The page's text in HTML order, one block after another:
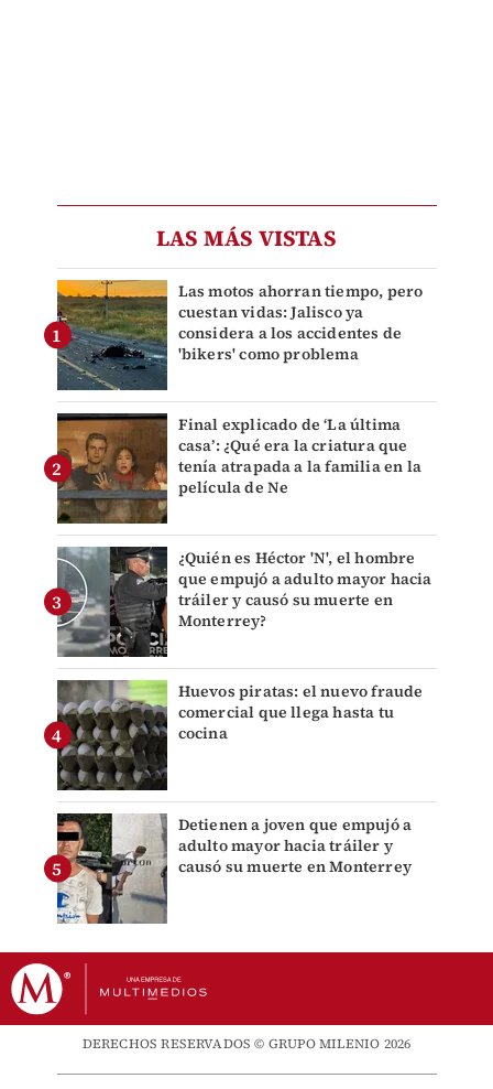
LAS MÁS VISTAS
Las motos ahorran tiempo, pero
cuestan vidas: Jalisco ya
considera a los accidentes de
'bikers' como problema
Final explicado de ‘La última
casa’: ¿Qué era la criatura que
tenía atrapada a la familia en la
película de Ne
¿Quién es Héctor 'N', el hombre
que empujó a adulto mayor hacia
tráiler y causó su muerte en
Monterrey?
Huevos piratas: el nuevo fraude
comercial que llega hasta tu
cocina
Detienen a joven que empujó a
adulto mayor hacia tráiler y
causó su muerte en Monterrey
DERECHOS RESERVADOS © GRUPO MILENIO 2026